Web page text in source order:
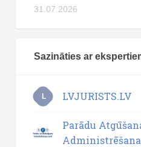
31.07.2026
Sazināties ar
L LVJURISTS.LV
Parādu